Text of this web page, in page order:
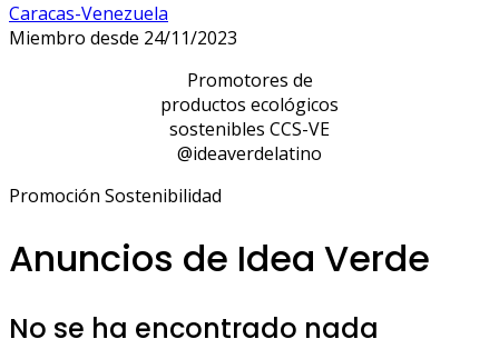
Caracas-Venezuela
Miembro desde 24/11/2023
Promotores de
productos ecológicos
sostenibles CCS-VE
@ideaverdelatino
Promoción Sostenibilidad
Anuncios de Idea Verde
No se ha encontrado nada